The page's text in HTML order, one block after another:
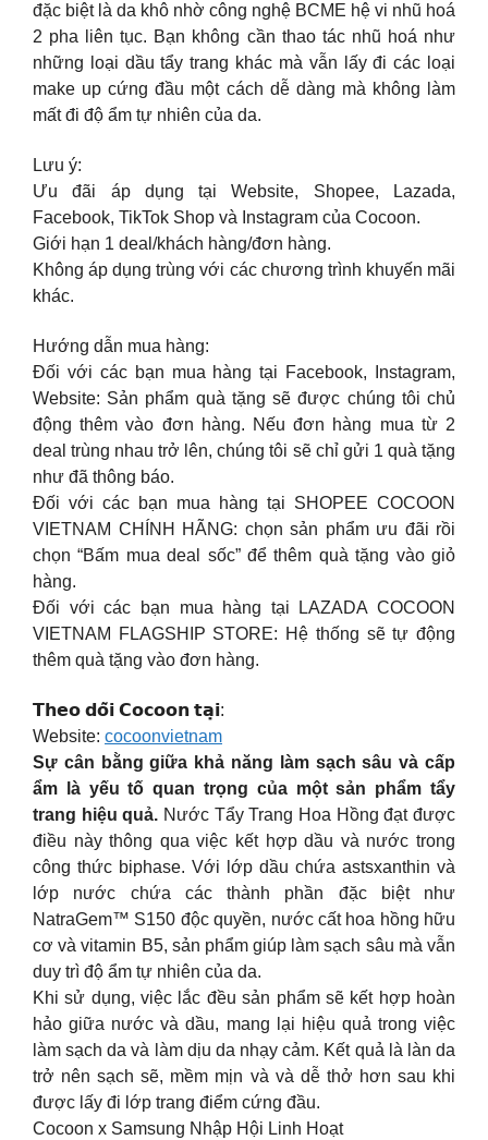
đặc biệt là da khô nhờ công nghệ BCME hệ vi nhũ hoá
2 pha liên tục. Bạn không cần thao tác nhũ hoá như
những loại dầu tẩy trang khác mà vẫn lấy đi các loại
make up cứng đầu một cách dễ dàng mà không làm
mất đi độ ẩm tự nhiên của da.
Lưu ý:
Ưu đãi áp dụng tại Website, Shopee, Lazada,
Facebook, TikTok Shop và Instagram của Cocoon.
Giới hạn 1 deal/khách hàng/đơn hàng.
Không áp dụng trùng với các chương trình khuyến mãi
khác.
Hướng dẫn mua hàng:
Đối với các bạn mua hàng tại Facebook, Instagram,
Website: Sản phẩm quà tặng sẽ được chúng tôi chủ
động thêm vào đơn hàng. Nếu đơn hàng mua từ 2
deal trùng nhau trở lên, chúng tôi sẽ chỉ gửi 1 quà tặng
như đã thông báo.
Đối với các bạn mua hàng tại SHOPEE COCOON
VIETNAM CHÍNH HÃNG: chọn sản phẩm ưu đãi rồi
chọn “Bấm mua deal sốc” để thêm quà tặng vào giỏ
hàng.
Đối với các bạn mua hàng tại LAZADA COCOON
VIETNAM FLAGSHIP STORE: Hệ thống sẽ tự động
thêm quà tặng vào đơn hàng.
𝗧𝗵𝗲𝗼 𝗱𝗼̃𝗶 𝗖𝗼𝗰𝗼𝗼𝗻 𝘁𝗮̣𝗶:
Website: cocoonvietnam
Sự cân bằng giữa khả năng làm sạch sâu và cấp
ẩm là yếu tố quan trọng của một sản phẩm tẩy
trang hiệu quả. Nước Tẩy Trang Hoa Hồng đạt được
điều này thông qua việc kết hợp dầu và nước trong
công thức biphase. Với lớp dầu chứa astsxanthin và
lớp nước chứa các thành phần đặc biệt như
NatraGem™ S150 độc quyền, nước cất hoa hồng hữu
cơ và vitamin B5, sản phẩm giúp làm sạch sâu mà vẫn
duy trì độ ẩm tự nhiên của da.
Khi sử dụng, việc lắc đều sản phẩm sẽ kết hợp hoàn
hảo giữa nước và dầu, mang lại hiệu quả trong việc
làm sạch da và làm dịu da nhạy cảm. Kết quả là làn da
trở nên sạch sẽ, mềm mịn và và dễ thở hơn sau khi
được lấy đi lớp trang điểm cứng đầu.
Cocoon x Samsung Nhập Hội Linh Hoạt